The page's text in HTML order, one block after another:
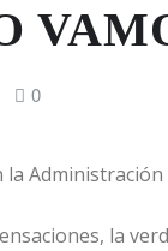
0
la
la